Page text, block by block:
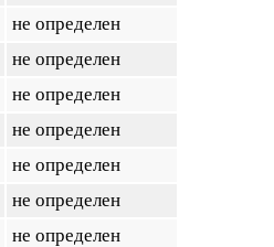
не определен
не определен
не определен
не определен
не определен
не определен
не определен